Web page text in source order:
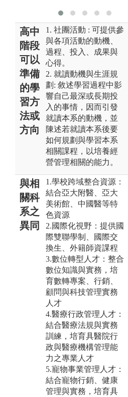
高中
階段
可以
準備
的學
習方
法或
方向
1. 社團活動 : 可提供參
與各項活動的動機、
過程、投入、成果與
心得。
2. 就讀動機與生涯規
劃: 敘述學習過程中影
響自己最深或長期投
入的事情，因而引發
就讀本系的動機，並
陳述若就讀本系後要
如何規劃與學習本系
相關課程，以培養經
營管理相關的能力。
與相
關科
系之
異同
1.學校跨域整合資源：
結合亞大附醫、亞大
美術館、中國醫等特
色資源
2.國際化視野：提供國
際雙聯學制、國際交
換生、外籍師資課程
3.數位轉型人才：整合
數位知識與實務，培
育數轉專案、行銷、
顧問與科技管理實務
人才
4.醫療行政管理人才：
結合醫療法規與實務
訓練，培育具醫院行
政與醫療機構管理能
力之專業人才
5.寵物事業管理人才：
結合寵物行銷、健康
管理與實務，培育具